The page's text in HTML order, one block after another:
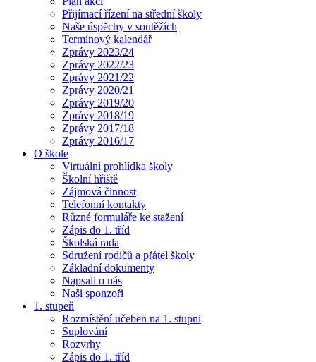
Přijímací řízení na střední školy
Naše úspěchy v soutěžích
Termínový kalendář
Zprávy 2023/24
Zprávy 2022/23
Zprávy 2021/22
Zprávy 2020/21
Zprávy 2019/20
Zprávy 2018/19
Zprávy 2017/18
Zprávy 2016/17
O škole
Virtuální prohlídka školy
Školní hřiště
Zájmová činnost
Telefonní kontakty
Různé formuláře ke stažení
Zápis do 1. tříd
Školská rada
Sdružení rodičů a přátel školy
Základní dokumenty
Napsali o nás
Naši sponzoři
1. stupeň
Rozmístění učeben na 1. stupni
Suplování
Rozvrhy
Zápis do 1. tříd